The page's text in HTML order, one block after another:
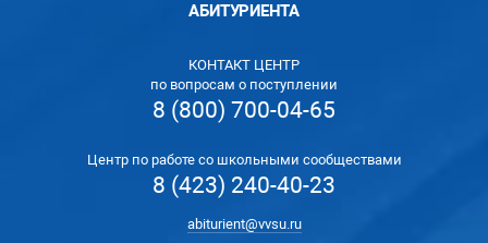
АБИТУРИЕНТА
КОНТАКТ ЦЕНТР
по вопросам о поступлении
8 (800) 700-04-65
Центр по работе со школьными сообществами
8 (423) 240-40-23
abiturient@vvsu.ru